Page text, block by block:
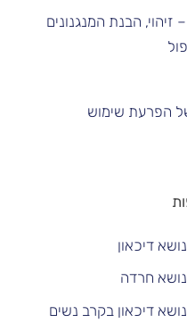
זיהוי, הבנת המנגנונים
הפרעת שימוש
דיכאון
חרדה
דיכאון בקרב נשים